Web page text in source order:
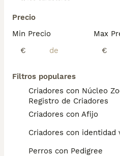
Precio
Min Precio
€
Max
€
Filtros populares
Criadores con Núcleo
Registro de Criadores
Criadores con Afijo
Criadores con identidad
Perros con Pedigree